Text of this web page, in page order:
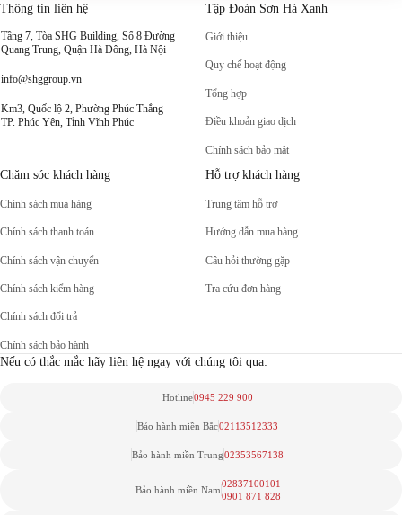
Thông tin liên hệ
Tầng 7, Tòa SHG Building, Số 8 Đường
Quang Trung, Quận Hà Đông, Hà Nội
info@shggroup.vn
Km3, Quốc lộ 2, Phường Phúc Thắng
TP. Phúc Yên, Tỉnh Vĩnh Phúc
Tập Đoàn Sơn Hà Xanh
Giới thiệu
Quy chế hoạt động
Tổng hợp
Điều khoản giao dịch
Chính sách bảo mật
Chăm sóc khách hàng
Chính sách mua hàng
Chính sách thanh toán
Chính sách vận chuyển
Chính sách kiểm hàng
Chính sách đổi trả
Chính sách bảo hành
Hỗ trợ khách hàng
Trung tâm hỗ trợ
Hướng dẫn mua hàng
Câu hỏi thường gặp
Tra cứu đơn hàng
Nếu có thắc mắc hãy liên hệ ngay với chúng tôi qua:
Hotline0945 229 900
Bảo hành miền Bắc02113512333
Bảo hành miền Trung02353567138
Bảo hành miền Nam
02837100101
0901 871 828